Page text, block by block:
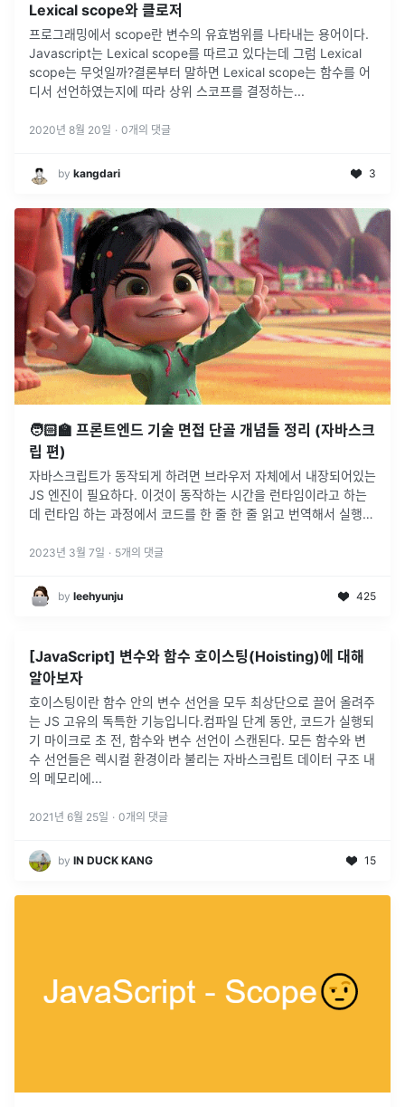
Lexical scope와 클로저
프로그래밍에서 scope란 변수의 유효범위를 나타내는 용어이다.
Javascript는 Lexical scope를 따르고 있다는데 그럼 Lexical
scope는 무엇일까?결론부터 말하면 Lexical scope는 함수를 어
디서 선언하였는지에 따라 상위 스코프를 결정하는...
2020년 8월 20일 · 0개의 댓글
by kangdari 3
🧑🏻‍🏫 프론트엔드 기술 면접 단골 개념들 정리 (자바스크
립 편)
자바스크립트가 동작되게 하려면 브라우저 자체에서 내장되어있는
JS 엔진이 필요하다. 이것이 동작하는 시간을 런타임이라고 하는
데 런타임 하는 과정에서 코드를 한 줄 한 줄 읽고 번역해서 실행을
리터를 이용해서...
2023년 3월 7일 · 5개의 댓글
by leehyunju 425
[JavaScript] 변수와 함수 호이스팅(Hoisting)에 대해
알아보자
호이스팅이란 함수 안의 변수 선언을 모두 최상단으로 끌어 올려주
는 JS 고유의 독특한 기능입니다.컴파일 단계 동안, 코드가 실행되
기 마이크로 초 전, 함수와 변수 선언이 스캔된다. 모든 함수와 변
수 선언들은 렉시컬 환경이라 불리는 자바스크립트 데이터 구조 내
의 메모리에...
2021년 6월 25일 · 0개의 댓글
by IN DUCK KANG 15